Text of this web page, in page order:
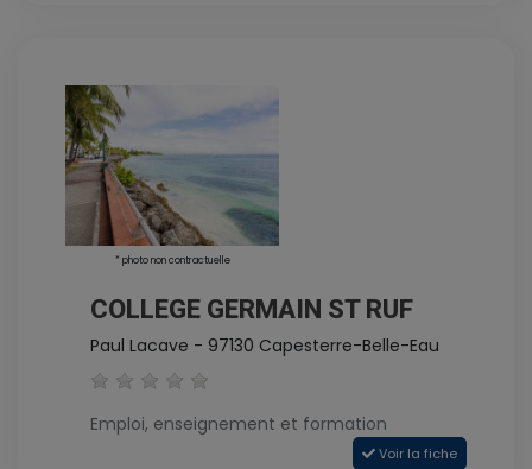
* photo non contractuelle
COLLEGE GERMAIN ST RUF
Paul Lacave - 97130 Capesterre-Belle-Eau
Emploi, enseignement et formation
Voir la fiche